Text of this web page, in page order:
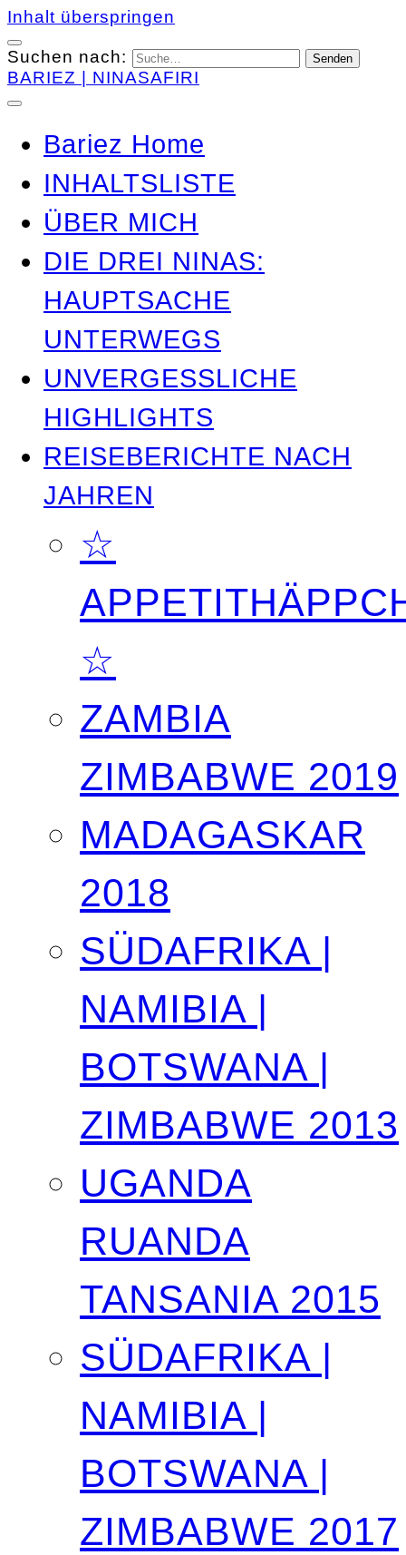
Inhalt überspringen
Suchen nach:
BARIEZ | NINASAFIRI
Bariez Home
INHALTSLISTE
ÜBER MICH
DIE DREI NINAS:
HAUPTSACHE
UNTERWEGS
UNVERGESSLICHE
HIGHLIGHTS
REISEBERICHTE NACH
JAHREN
☆
☆
ZAMBIA
ZIMBABWE 2019
MADAGASKAR
2018
SÜDAFRIKA |
NAMIBIA |
BOTSWANA |
ZIMBABWE 2013
UGANDA
RUANDA
TANSANIA 2015
SÜDAFRIKA |
NAMIBIA |
BOTSWANA |
ZIMBABWE 2017